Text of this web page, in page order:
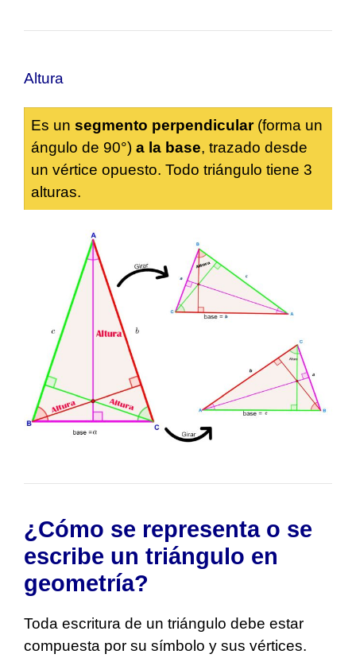
Altura
Es un segmento perpendicular(forma un
ángulo de 90°) a la base, trazado desde
un vértice opuesto. Todo triángulo tiene 3
alturas.
¿Cómo se representa o se
escribe un triángulo en
geometría?
Toda escritura de un triángulo debe estar
compuesta por su símbolo y sus vértices.